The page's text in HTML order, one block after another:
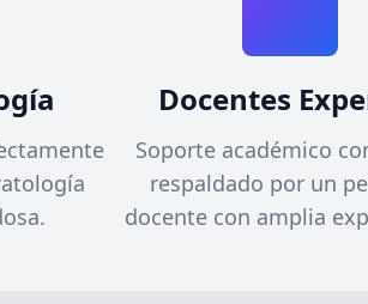
Docentes
Soporte académico
respaldado por un
docente con amplia